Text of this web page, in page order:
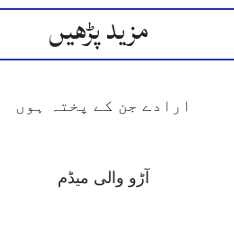
مزید پڑھیں
ارادے جن کے پختہ ہوں
آڑو والی میڈم